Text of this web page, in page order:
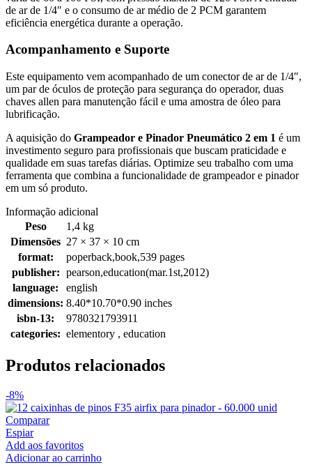
de ar de 1/4″ e o consumo de ar médio de 2 PCM garantem
eficiência energética durante a operação.
Acompanhamento e Suporte
Este equipamento vem acompanhado de um conector de ar de 1/4″,
um par de óculos de proteção para segurança do operador, duas
chaves allen para manutenção fácil e uma amostra de óleo para
lubrificação.
A aquisição do Grampeador e Pinador Pneumático 2 em 1 é um
investimento seguro para profissionais que buscam praticidade e
qualidade em suas tarefas diárias. Optimize seu trabalho com uma
ferramenta que combina a funcionalidade de grampeador e pinador
em um só produto.
Informação adicional
Peso
1,4 kg
Dimensões 27 × 37 × 10 cm
format:
poperback,book,539 pages
publisher: pearson,education(mar.1st,2012)
language:
english
dimensions: 8.40*10.70*0.90 inches
isbn-13:
9780321793911
categories: elementory , education
Produtos relacionados
-8%
Comparar
Espiar
Add aos favoritos
Adicionar ao carrinho